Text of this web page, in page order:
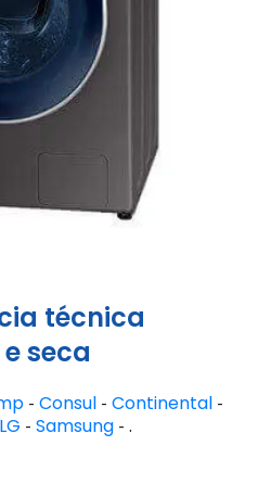
técnica
seca
- Consul - Continental -
LG - Samsung- .